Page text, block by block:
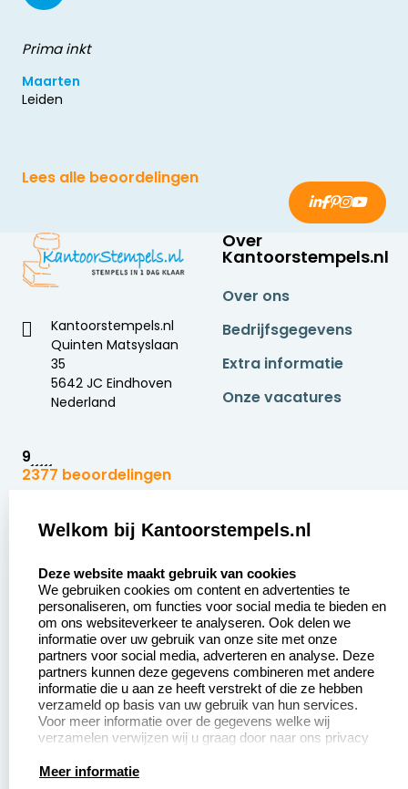
Prima inkt
Maarten
Leiden
Lees alle beoordelingen
Kantoorstempels.nl
Quinten Matsyslaan
35
5642 JC Eindhoven
Nederland
9
2377 beoordelingen
Over
Kantoorstempels.nl
Over ons
Bedrijfsgegevens
Extra informatie
Onze vacatures
Zakelijk:
Aanvraag op maat
Betaling &
Verzending
Wederverkoper
worden
Sale
Klantenservice:
Contact opnemen
Veel gestelde vragen
Retourneren
Herroepingsrecht
Productinformatie:
Welkom bij Kantoorstempels.nl
Deze website maakt gebruik van cookies
We gebruiken cookies om content en advertenties te
personaliseren, om functies voor social media te bieden en
om ons websiteverkeer te analyseren. Ook delen we
informatie over uw gebruik van onze site met onze
partners voor social media, adverteren en analyse. Deze
partners kunnen deze gegevens combineren met andere
informatie die u aan ze heeft verstrekt of die ze hebben
verzameld op basis van uw gebruik van hun services.
Voor meer informatie over de gegevens welke wij
verzamelen verwijzen wij u graag door naar ons privacy
Meer informatie